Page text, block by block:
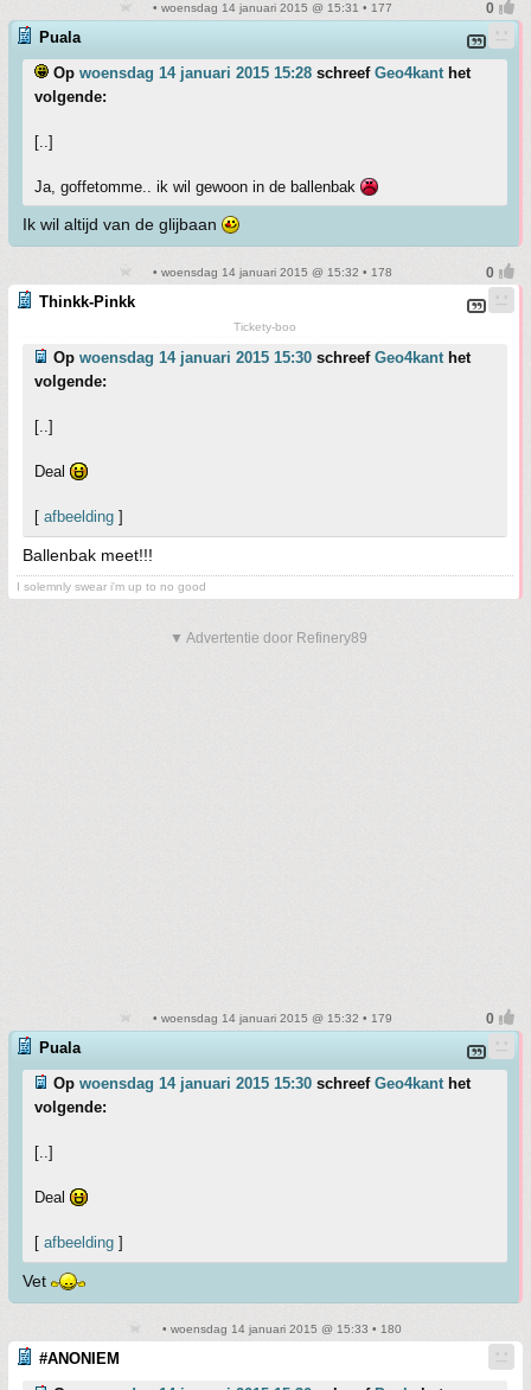
• woensdag 14 januari 2015 @ 15:31 • 177
Puala
Op woensdag 14 januari 2015 15:28 schreef Geo4kanthet
volgende:
[..]
Ja, goffetomme.. ik wil gewoon in de ballenbak
Ik wil altijd van de glijbaan
• woensdag 14 januari 2015 @ 15:32 • 178
Thinkk-Pinkk
Tickety-boo
Op woensdag 14 januari 2015 15:30 schreef Geo4kanthet
volgende:
[..]
Deal
[ afbeelding ]
Ballenbak meet!!!
I solemnly swear i'm up to no good
▼ Advertentie door Refinery89
• woensdag 14 januari 2015 @ 15:32 • 179
Puala
Op woensdag 14 januari 2015 15:30 schreef Geo4kanthet
volgende:
[..]
Deal
[ afbeelding ]
Vet
• woensdag 14 januari 2015 @ 15:33 • 180
#ANONIEM